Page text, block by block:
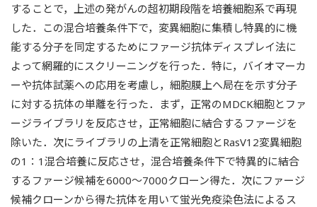
することで，上述の発がんの超初期段階を培養細胞系で再現
した．この混合培養条件下で，変異細胞に集積し特異的に機
能する分子を同定するためにファージ抗体ディスプレイ法に
よって網羅的にスクリーニングを行った．特に，バイオマーカ
ーや抗体試薬への応用を考慮し，細胞膜上へ局在を示す分子
に対する抗体の単離を行った．まず，正常のMDCK細胞とファ
ージライブラリを反応させ，正常細胞に結合するファージを
除いた．次にライブラリの上清を正常細胞とRasV12変異細胞
の1：1混合培養に反応させ，混合培養条件下で特異的に結合
するファージ候補を6000～7000クローン得た．次にファージ
候補クローンから得た抗体を用いて蛍光免疫染色法によるス